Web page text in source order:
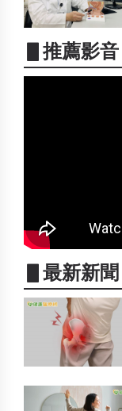
▋推薦影音
▋最新新聞